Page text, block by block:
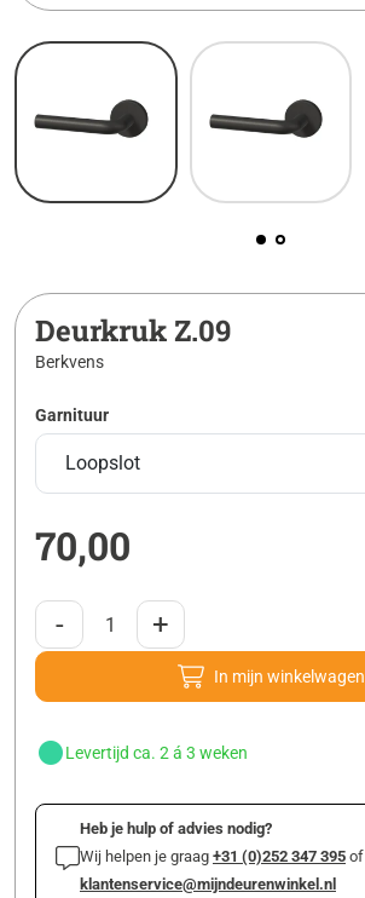
Deurkruk Z.09
Berkvens
Garnituur
70,00
- +
In mijn winkelwagen
Levertijd ca. 2 á 3 weken
Heb je hulp of advies nodig?
Wij helpen je graag +31 (0)252 347 395 of
klantenservice@mijndeurenwinkel.nl